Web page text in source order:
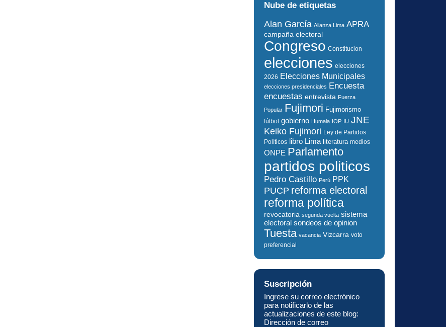
Nube de etiquetas
Alan García Alianza Lima APRA
campaña electoral
Congreso Constitucion
elecciones elecciones
2026 Elecciones Municipales
elecciones presidenciales Encuesta
encuestas entrevista Fuerza
Popular Fujimori Fujimorismo
fútbol gobierno Humala IOP IU JNE
Keiko Fujimori Ley de Partidos
Políticos libro Lima literatura medios
ONPE Parlamento
partidos politicos
Pedro Castillo Perú PPK
PUCP reforma electoral
reforma política
revocatoria segunda vuelta sistema
electoral sondeos de opinion
Tuesta vacancia Vizcarra voto
preferencial
Suscripción
Ingrese su correo electrónico
para notificarlo de las
actualizaciones de este blog:
Dirección de correo